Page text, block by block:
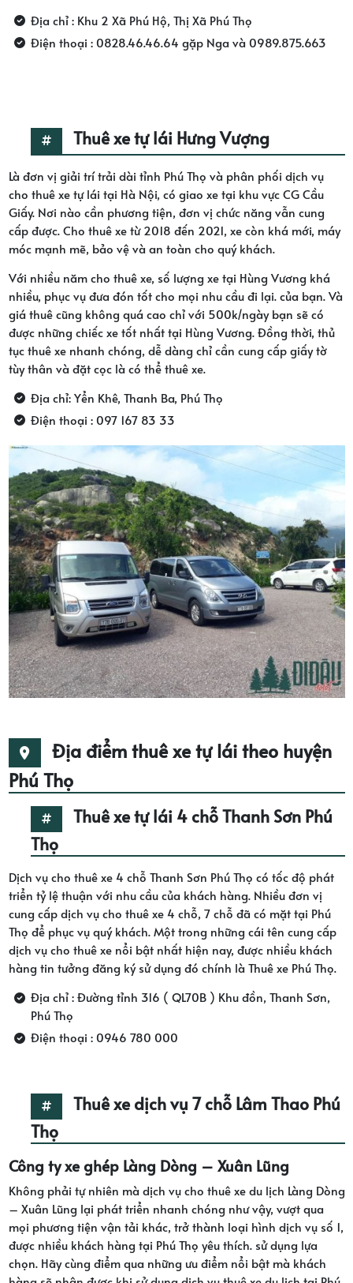
Địa chỉ : Khu 2 Xã Phú Hộ, Thị Xã Phú Thọ
Điện thoại : 0828.46.46.64 gặp Nga và 0989.875.663
Thuê xe tự lái Hưng Vượng
Là đơn vị giải trí trải dài tỉnh Phú Thọ và phân phối dịch vụ
cho thuê xe tự lái tại Hà Nội, có giao xe tại khu vực CG Cầu
Giấy. Nơi nào cần phương tiện, đơn vị chức năng vẫn cung
cấp được. Cho thuê xe từ 2018 đến 2021, xe còn khá mới, máy
móc mạnh mẽ, bảo vệ và an toàn cho quý khách.
Với nhiều năm cho thuê xe, số lượng xe tại Hùng Vương khá
nhiều, phục vụ đưa đón tốt cho mọi nhu cầu đi lại. của bạn. Và
giá thuê cũng không quá cao chỉ với 500k/ngày bạn sẽ có
được những chiếc xe tốt nhất tại Hùng Vương. Đồng thời, thủ
tục thuê xe nhanh chóng, dễ dàng chỉ cần cung cấp giấy tờ
tùy thân và đặt cọc là có thể thuê xe.
Địa chỉ: Yển Khê, Thanh Ba, Phú Thọ
Điện thoại : 097 167 83 33
Địa điểm thuê xe tự lái theo huyện
Phú Thọ
Thuê xe tự lái 4 chỗ Thanh Sơn Phú
Thọ
Dịch vụ cho thuê xe 4 chỗ Thanh Sơn Phú Thọ có tốc độ phát
triển tỷ lệ thuận với nhu cầu của khách hàng. Nhiều đơn vị
cung cấp dịch vụ cho thuê xe 4 chỗ, 7 chỗ đã có mặt tại Phú
Thọ để phục vụ quý khách. Một trong những cái tên cung cấp
dịch vụ cho thuê xe nổi bật nhất hiện nay, được nhiều khách
hàng tin tưởng đăng ký sử dụng đó chính là Thuê xe Phú Thọ.
Địa chỉ : Đường tỉnh 316 ( QL70B ) Khu đồn, Thanh Sơn,
Phú Thọ
Điện thoại : 0946 780 000
Thuê xe dịch vụ 7 chỗ Lâm Thao Phú
Thọ
Công ty xe ghép Làng Dòng – Xuân Lũng
Không phải tự nhiên mà dịch vụ cho thuê xe du lịch Làng Dòng
– Xuân Lũng lại phát triển nhanh chóng như vậy, vượt qua
mọi phương tiện vận tải khác, trở thành loại hình dịch vụ số 1,
được nhiều khách hàng tại Phú Thọ yêu thích. sử dụng lựa
chọn. Hãy cùng điểm qua những ưu điểm nổi bật mà khách